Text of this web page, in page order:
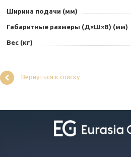
Ширина подачи (мм)
Габаритные размеры (Д×Ш×В) (мм)
Вес (кг)
Вернуться к списку